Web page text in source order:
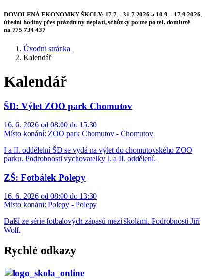
DOVOLENÁ EKONOMKY ŠKOLY: 17.7. - 31.7.2026 a 10.9. - 17.9.2026,
úřední hodiny přes prázdniny neplatí, schůzky pouze po tel. domluvě
na 775 734 437
Úvodní stránka
Kalendář
Kalendář
ŠD: Výlet ZOO park Chomutov
16. 6. 2026 od 08:00 do 15:30
Místo konání: ZOO park Chomutov - Chomutov
I a II. oddělelní ŠD se vydá na výlet do chomutovského ZOO
parku. Podrobnosti vychovatelky I. a II. oddělení.
ZŠ: Fotbálek Polepy
16. 6. 2026 od 08:00 do 13:30
Místo konání: Polepy - Polepy
Další ze série fotbalových zápasů mezi školami. Podrobnosti Jiří
Wolf.
Rychlé odkazy